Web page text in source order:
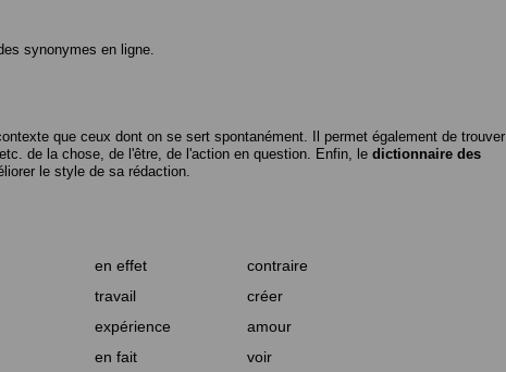
synonymes en ligne.
que ceux dont on se sert spontanément. Il permet également de trouver
de la chose, de l'être, de l'action en question. Enfin, le dictionnaire des
le style de sa rédaction.
en effet
contraire
travail
créer
expérience
amour
en fait voir